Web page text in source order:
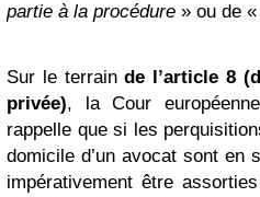
partie à la procédure » ou de «
Sur le terrainde l’article 8
privée), la Cour
rappelle que si les
domicile d’un avocat sont en
impérativement être